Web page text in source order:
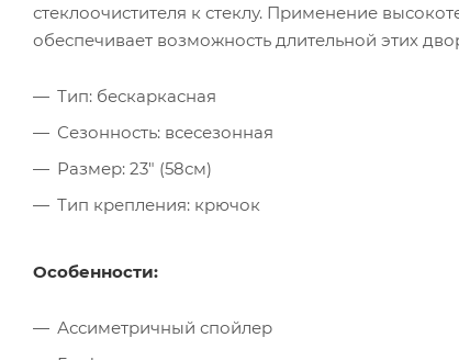
стеклоочистителя к стеклу. Применение
обеспечивает возможность длительной этих
Тип: бескаркасная
Сезонность: всесезонная
Размер: 23" (58см)
Тип крепления: крючок
Особенности:
Ассиметричный спойлер